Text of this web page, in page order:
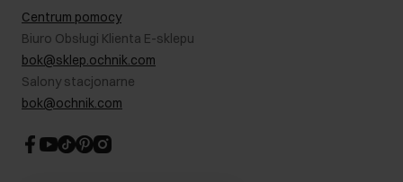
W podróży
Karta podarunkowa
Bezpieczne zakupy
Blog
Salony
B2B - Sprzedaż dla firm
RODO- Polityka prywatności
Informacje prawne
Dla akcjonariuszy
CSR
Centrum pomocy
Biuro Obsługi Klienta E-sklepu
bok@sklep.ochnik.com
Salony stacjonarne
bok@ochnik.com